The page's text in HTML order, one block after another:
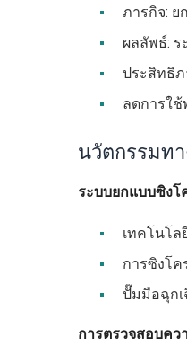
ภารกิจ: ย
ผลลัพธ์:
ประสิทธิ
ลดการใช้
นวัตกรรมท
ระบบยกแบบซิง
เทคโนโ
การซิงโ
ปั๊มมือฉุก
การตรวจสอบค